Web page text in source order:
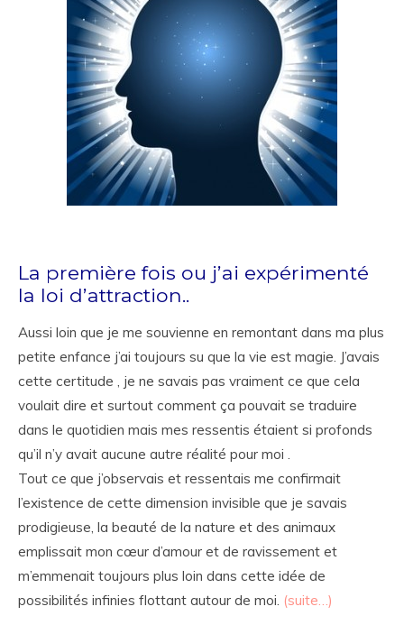
La première fois ou j’ai expérimenté
la loi d’attraction..
Aussi loin que je me souvienne en remontant dans ma plus
petite enfance j’ai toujours su que la vie est magie. J’avais
cette certitude , je ne savais pas vraiment ce que cela
voulait dire et surtout comment ça pouvait se traduire
dans le quotidien mais mes ressentis étaient si profonds
qu’il n’y avait aucune autre réalité pour moi .
Tout ce que j’observais et ressentais me confirmait
l’existence de cette dimension invisible que je savais
prodigieuse, la beauté de la nature et des animaux
emplissait mon cœur d’amour et de ravissement et
m’emmenait toujours plus loin dans cette idée de
possibilités infinies flottant autour de moi. (suite…)